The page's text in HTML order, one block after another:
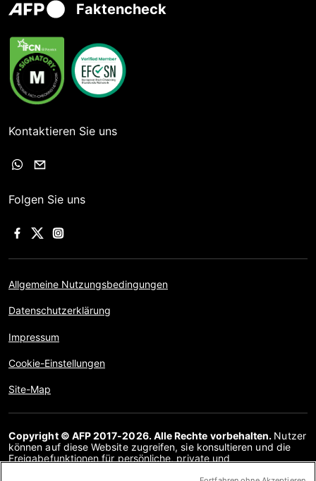
Faktencheck
Kontaktieren Sie uns
Folgen Sie uns
Allgemeine Nutzungsbedingungen
Datenschutzerklärung
Impressum
Cookie-Einstellungen
Site-Map
Copyright © AFP 2017-2026. Alle Rechte vorbehalten. Nutzer
können auf diese Website zugreifen, sie konsultieren und die
Freigabefunktionen für persönliche, private und